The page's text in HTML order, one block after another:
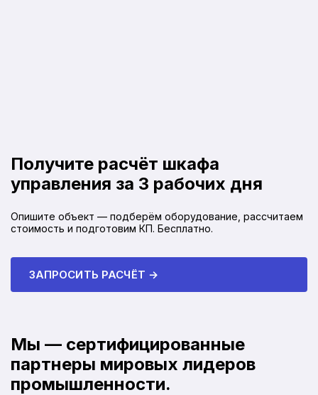
Получите расчёт шкафа
управления за 3 рабочих дня
Опишите объект — подберём оборудование, рассчитаем
стоимость и подготовим КП. Бесплатно.
ЗАПРОСИТЬ РАСЧЁТ →
Мы — сертифицированные
партнеры мировых лидеров
промышленности.